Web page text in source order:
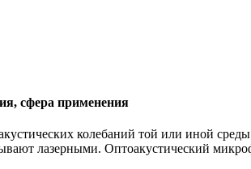
сфера применения
колебаний той или иной среды
лазерными. Оптоакустический